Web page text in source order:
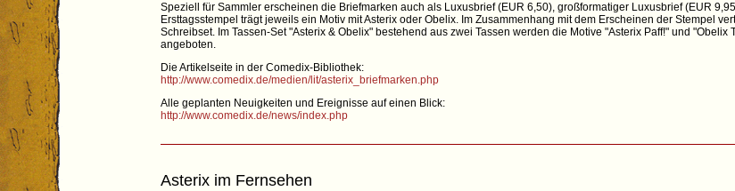
Speziell für Sammler erscheinen die Briefmarken auch als Luxusbrief (EUR 6,50), großformatiger Luxusbrief (EUR
Ersttagsstempel trägt jeweils ein Motiv mit Asterix oder Obelix. Im Zusammenhang mit dem Erscheinen der Stempel
Schreibset. Im Tassen-Set "Asterix & Obelix" bestehend aus zwei Tassen werden die Motive "Asterix Paff!" und "Obelix
angeboten.
Die Artikelseite in der Comedix-Bibliothek:
http://www.comedix.de/medien/lit/asterix_briefmarken.php
Alle geplanten Neuigkeiten und Ereignisse auf einen Blick:
http://www.comedix.de/news/index.php
Asterix im Fernsehen